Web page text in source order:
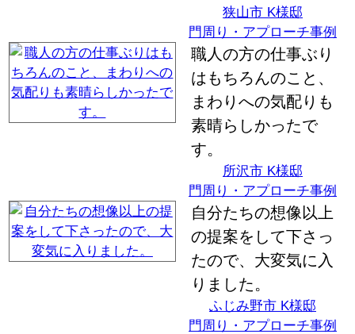
狭山市 K様邸
門周り・アプローチ事例
職人の方の仕事ぶり
はもちろんのこと、
まわりへの気配りも
素晴らしかったで
す。
所沢市 K様邸
門周り・アプローチ事例
自分たちの想像以上
の提案をして下さっ
たので、大変気に入
りました。
ふじみ野市 K様邸
門周り・アプローチ事例